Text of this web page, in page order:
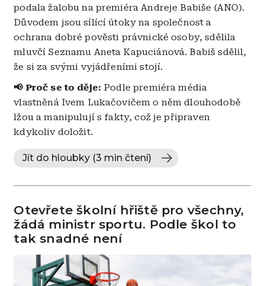
podala žalobu na premiéra Andreje Babiše (ANO).
Důvodem jsou sílící útoky na společnost a
ochrana dobré pověsti právnické osoby, sdělila
mluvčí Seznamu Aneta Kapuciánová. Babiš sdělil,
že si za svými vyjádřeními stojí.
📢 Proč se to děje: Podle premiéra média
vlastněná Ivem Lukačovičem o něm dlouhodobě
lžou a manipulují s fakty, což je připraven
kdykoliv doložit.
Jít do hloubky (3 min čtení)
Otevřete školní hřiště pro všechny,
žádá ministr sportu. Podle škol to
tak snadné není